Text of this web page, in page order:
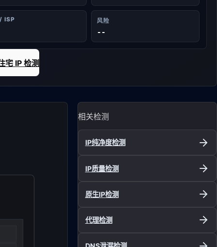
ISP 风险
--
宅 IP 检测
相关检测
IP纯净度检测
IP质量检测
原生IP检测
代理检测